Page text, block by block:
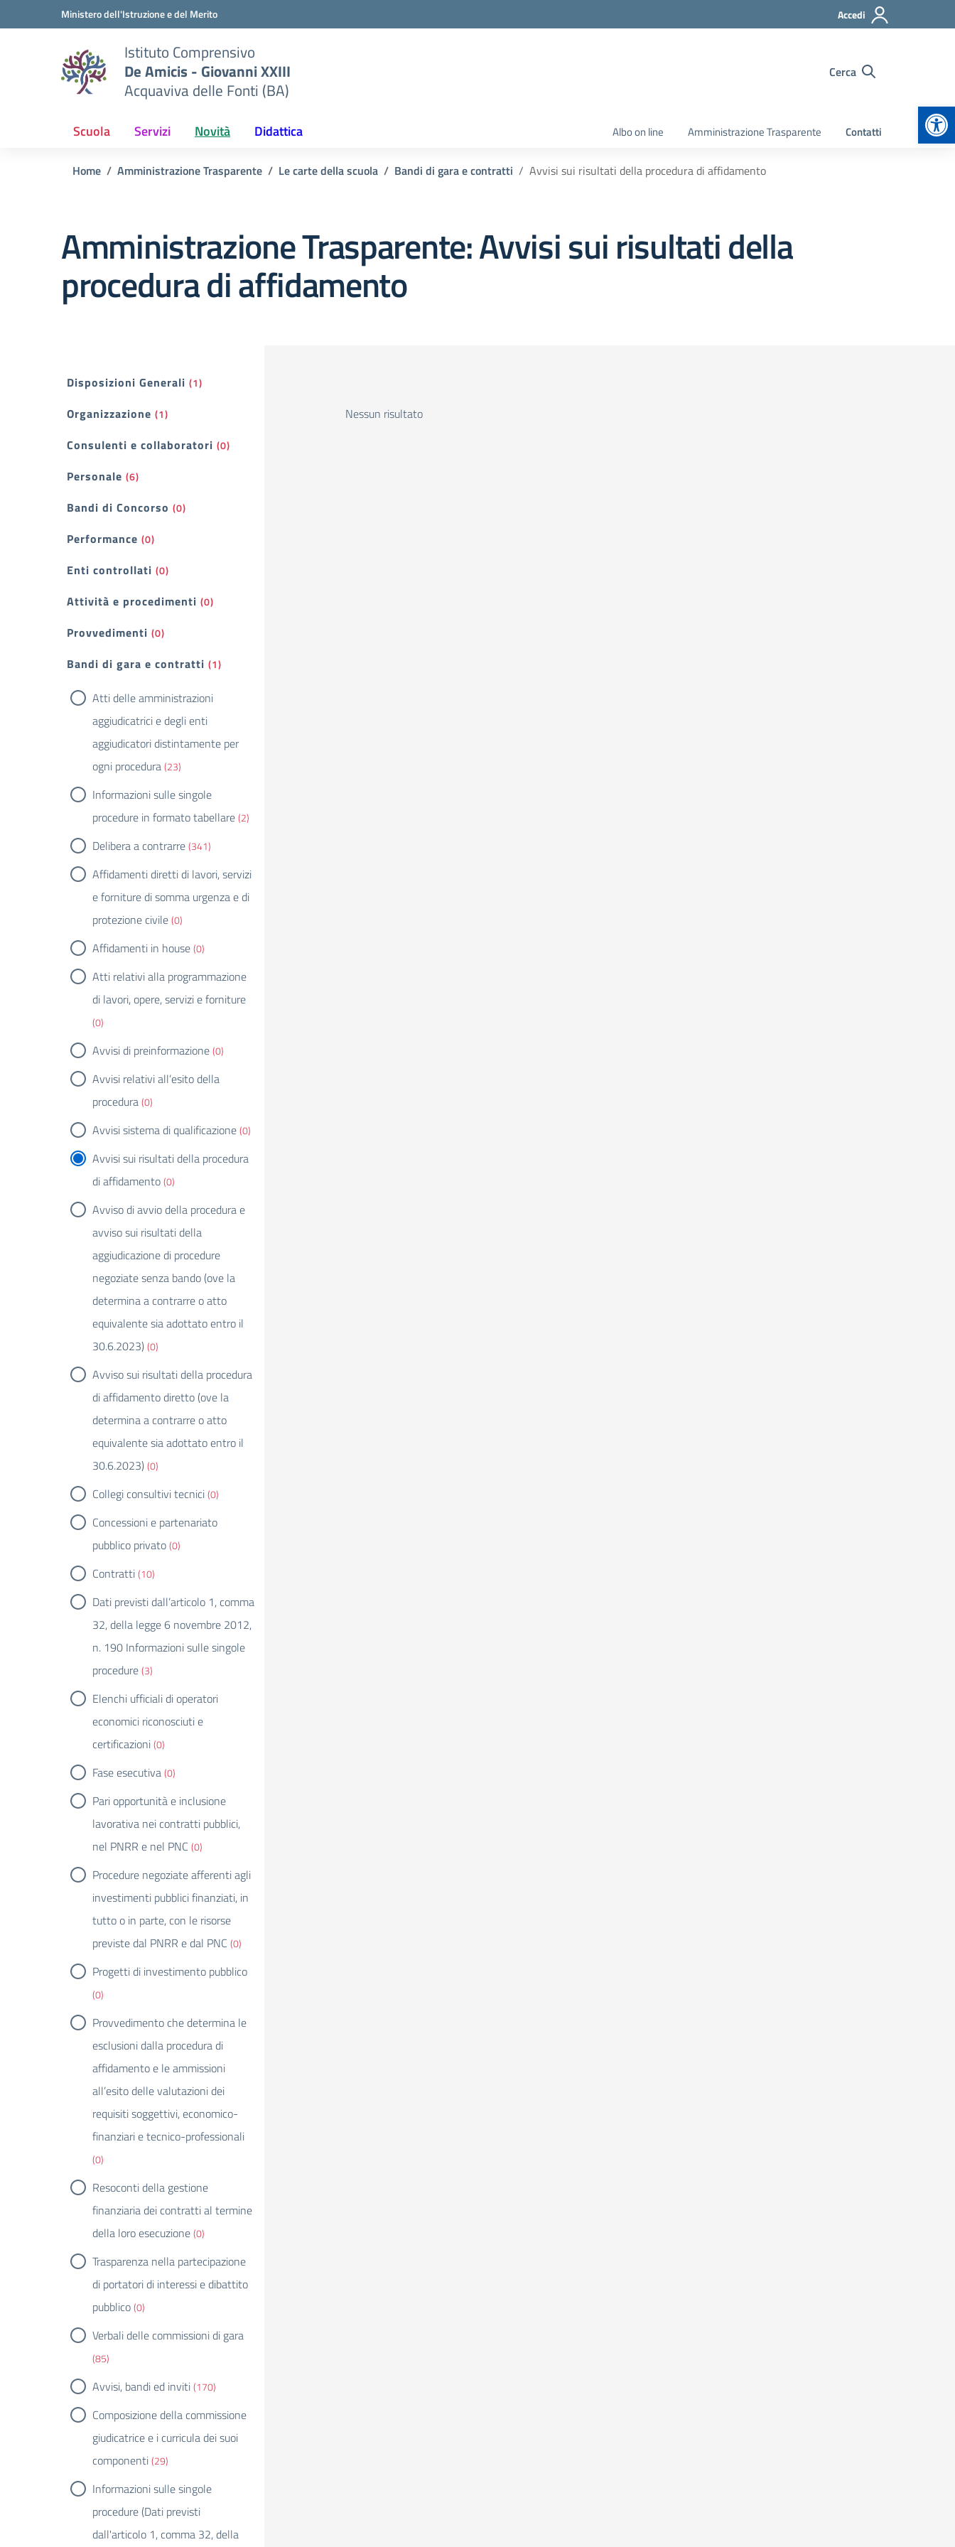
Vai ai contenuti
Vai al menu di navigazioneMinistero dell'Istruzione e del Merito Accedi
Istituto Comprensivo
De Amicis - Giovanni XXIII
Acquaviva delle Fonti (BA)
Cerca
Scuola Servizi Novità Didattica Albo on line Amministrazione Trasparente Contatti
Home Amministrazione Trasparente Le carte della scuola Bandi di gara e contratti Avvisi sui risultati della procedura di affidamento
Amministrazione Trasparente:Avvisi sui risultati della
procedura di affidamento
Filtri
Disposizioni Generali (1)
Organizzazione (1)
Consulenti e collaboratori (0)
Personale (6)
Bandi di Concorso (0)
Performance (0)
Enti controllati (0)
Attività e procedimenti (0)
Provvedimenti (0)
Bandi di gara e contratti (1)
Atti delle amministrazioni
aggiudicatrici e degli enti
aggiudicatori distintamente per
ogni procedura(23)
Informazioni sulle singole
procedure in formato tabellare(2)
Delibera a contrarre(341)
Affidamenti diretti di lavori, servizi
e forniture di somma urgenza e di
protezione civile(0)
Affidamenti in house(0)
Atti relativi alla programmazione
di lavori, opere, servizi e forniture
(0)
Avvisi di preinformazione(0)
Avvisi relativi all’esito della
procedura(0)
Avvisi sistema di qualificazione(0)
Avvisi sui risultati della procedura
di affidamento(0)
Avviso di avvio della procedura e
avviso sui risultati della
aggiudicazione di procedure
negoziate senza bando (ove la
determina a contrarre o atto
equivalente sia adottato entro il
30.6.2023)(0)
Avviso sui risultati della procedura
di affidamento diretto (ove la
determina a contrarre o atto
equivalente sia adottato entro il
30.6.2023)(0)
Collegi consultivi tecnici(0)
Concessioni e partenariato
pubblico privato(0)
Contratti(10)
Dati previsti dall’articolo 1, comma
32, della legge 6 novembre 2012,
n. 190 Informazioni sulle singole
procedure(3)
Elenchi ufficiali di operatori
economici riconosciuti e
certificazioni(0)
Fase esecutiva(0)
Pari opportunità e inclusione
lavorativa nei contratti pubblici,
nel PNRR e nel PNC (0)
Procedure negoziate afferenti agli
investimenti pubblici finanziati, in
tutto o in parte, con le risorse
previste dal PNRR e dal PNC (0)
Progetti di investimento pubblico
(0)
Provvedimento che determina le
esclusioni dalla procedura di
affidamento e le ammissioni
all’esito delle valutazioni dei
requisiti soggettivi, economico-
finanziari e tecnico-professionali
(0)
Resoconti della gestione
finanziaria dei contratti al termine
della loro esecuzione(0)
Trasparenza nella partecipazione
di portatori di interessi e dibattito
pubblico(0)
Verbali delle commissioni di gara
(85)
Avvisi, bandi ed inviti(170)
Composizione della commissione
giudicatrice e i curricula dei suoi
componenti(29)
Informazioni sulle singole
procedure (Dati previsti
dall'articolo 1, comma 32, della
Nessun risultato